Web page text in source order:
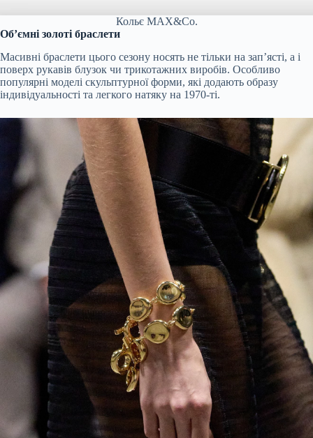
Кольє MAX&Co.
Об’ємні золоті браслети
Масивні браслети цього сезону носять не тільки на зап’ясті, а і
поверх рукавів блузок чи трикотажних виробів. Особливо
популярні моделі скульптурної форми, які додають образу
індивідуальності та легкого натяку на 1970-ті.